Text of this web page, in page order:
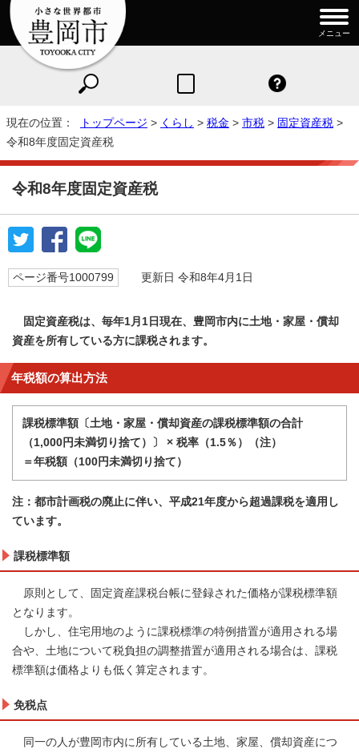
メニュー
現在の位置： トップページ > くらし > 税金 > 市税 > 固定資産税 >
令和8年度固定資産税
令和8年度固定資産税
ページ番号1000799 更新日 令和8年4月1日
固定資産税は、毎年1月1日現在、豊岡市内に土地・家屋・償却
資産を所有している方に課税されます。
年税額の算出方法
課税標準額〔土地・家屋・償却資産の課税標準額の合計
（1,000円未満切り捨て）〕 × 税率（1.5％）（注）
＝年税額（100円未満切り捨て）
注： 都市計画税の廃止に伴い、平成21年度から超過課税を適用し
ています。
課税標準額
原則として、固定資産課税台帳に登録された価格が課税標準額
となります。
しかし、住宅用地のように課税標準の特例措置が適用される場
合や、土地について税負担の調整措置が適用される場合は、課税
標準額は価格よりも低く算定されます。
免税点
同一の人が豊岡市内に所有している土地、家屋、償却資産につ